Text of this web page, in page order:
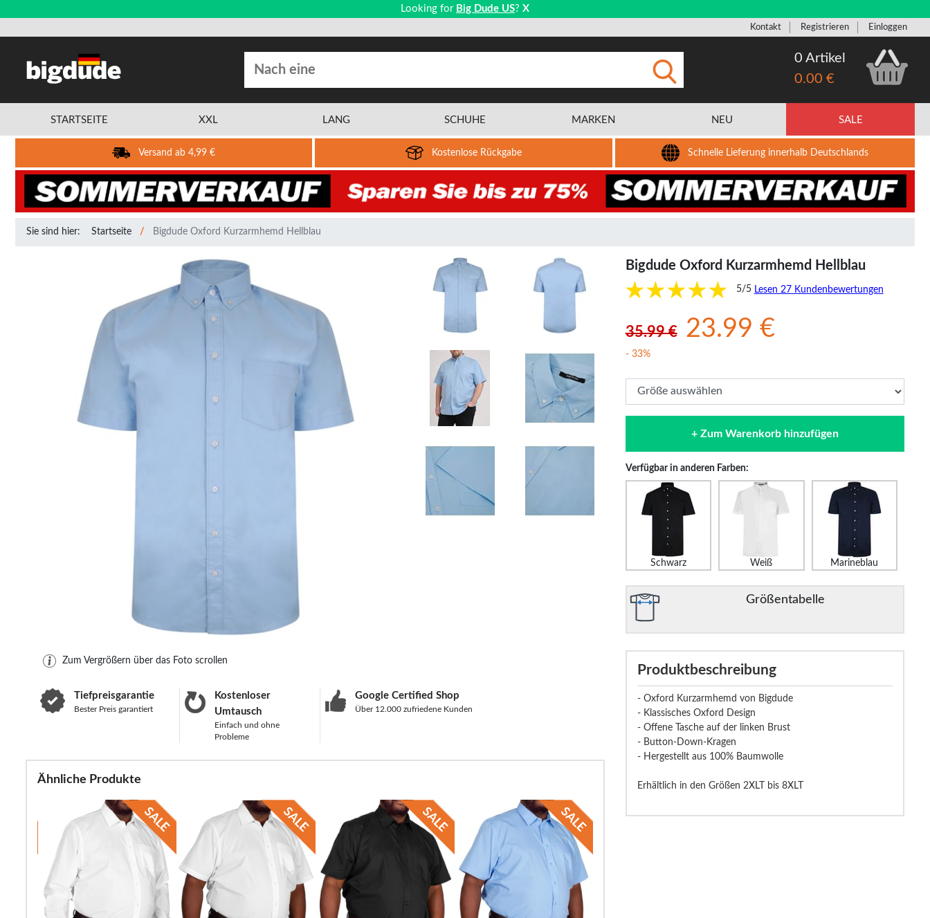
Looking for Big Dude US? X
Kontakt Registrieren Einloggen
0 Artikel
0.00 €
STARTSEITE XXL LANG SCHUHE MARKEN NEU SALE
Versand ab 4,99 € Kostenlose Rückgabe Schnelle Lieferung innerhalb Deutschlands
Sie sind hier: Startseite Bigdude Oxford Kurzarmhemd Hellblau
Zum Vergrößern über das Foto scrollen
Tiefpreisgarantie
Bester Preis garantiert
Kostenloser
Umtausch
Einfach und ohne
Probleme
Google Certified Shop
Über 12.000 zufriedene Kunden
Ähnliche Produkte
Bigdude Oxford Kurzarmhemd Hellblau
5/5 Lesen 27 Kundenbewertungen
35.99 € 23.99 €
- 33%
+ Zum Warenkorb hinzufügen
Verfügbar in anderen Farben:
Schwarz Weiß Marineblau
Größentabelle
Produktbeschreibung
- Oxford Kurzarmhemd von Bigdude
- Klassisches Oxford Design
- Offene Tasche auf der linken Brust
- Button-Down-Kragen
- Hergestellt aus 100% Baumwolle
Erhältlich in den Größen 2XLT bis 8XLT